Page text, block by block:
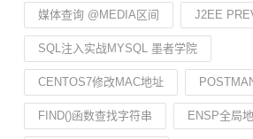
媒体查询 @MEDIA区间 J2EE
SQL注入实战MYSQL 墨者学院
CENTOS7修改MAC地址
FIND()函数查找字符串 ENSP全局